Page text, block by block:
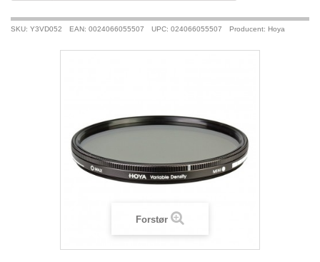
SKU: Y3VD052 EAN: 0024066055507 UPC: 024066055507 Producent: Hoya
Forstør